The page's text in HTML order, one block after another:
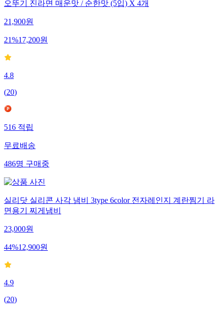
오뚜기 진라면 매운맛 / 순한맛 (5입) X 4개
21,900원
21%17,200원
4.8
(20)
516적립
무료배송
486명구매중
실리닷 실리콘 사각 냄비 3type 6color 전자레인지 계란찜기 라
면용기 찌게냄비
23,000원
44%12,900원
4.9
(20)